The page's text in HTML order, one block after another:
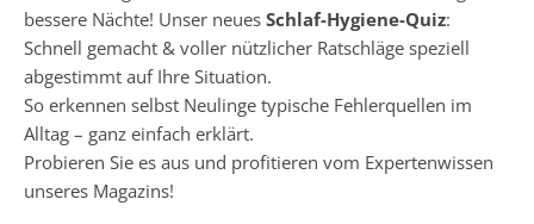
bessere Nächte! Unser neues Schlaf-Hygiene-Quiz:
Schnell gemacht & voller nützlicher Ratschläge speziell
abgestimmt auf Ihre Situation.
So erkennen selbst Neulinge typische Fehlerquellen im
Alltag – ganz einfach erklärt.
Probieren Sie es aus und profitieren vom Expertenwissen
unseres Magazins!